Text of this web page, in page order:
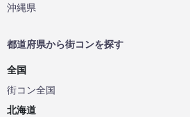
沖縄県
都道府県から街コンを探す
全国
街コン全国
北海道